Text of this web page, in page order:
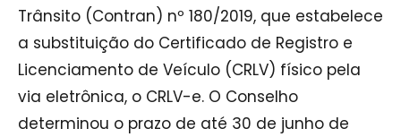
Trânsito (Contran) nº 180/2019, que estabelece
a substituição do Certificado de Registro e
Licenciamento de Veículo (CRLV) físico pela
via eletrônica, o CRLV-e. O Conselho
determinou o prazo de até 30 de junho de